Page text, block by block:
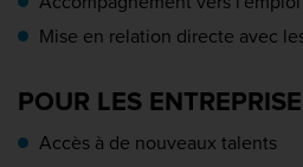
Mise en relation directe avec
POUR LES
Accès à de nouveaux talents